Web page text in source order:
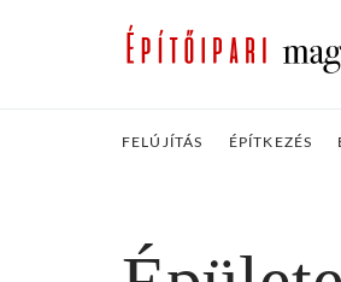
FELÚJÍTÁS ÉPÍTKEZÉS